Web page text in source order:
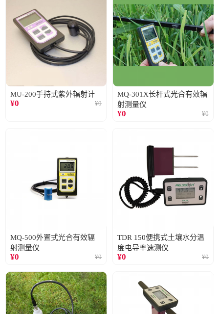
MU-200手持式紫外辐射计
¥0 ¥0
MQ-301X长杆式光合有效辐
射测量仪
¥0 ¥0
MQ-500外置式光合有效辐
射测量仪
¥0 ¥0
TDR 150便携式土壤水分温
度电导率速测仪
¥0 ¥0